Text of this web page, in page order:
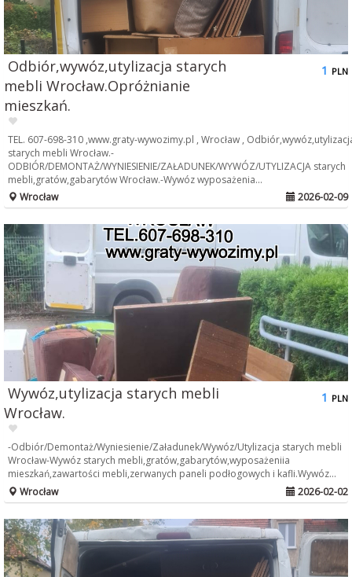
Odbiór,wywóz,utylizacja starych
mebli Wrocław.Opróżnianie
mieszkań.
1 PLN
TEL. 607-698-310 ,www.graty-wywozimy.pl , Wrocław ,
starych mebli Wrocław.-
ODBIÓR/DEMONTAŻ/WYNIESIENIE/ZAŁADUNEK/WYWÓZ/UTYLIZACJA starych
mebli,gratów,gabarytów Wrocław.-Wywóz wyposażenia...
Wrocław
2026-02-09
Wywóz,utylizacja starych mebli
Wrocław.
1 PLN
-Odbiór/Demontaż/Wyniesienie/Załadunek/Wywóz/Utylizacja starych mebli
Wrocław-Wywóz starych mebli,gratów,gabarytów,wyposażeniia
mieszkań,zawartości mebli,zerwanych paneli podłogowych i kafli.Wywóz...
Wrocław
2026-02-02